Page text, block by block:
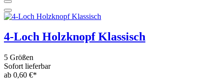
4-Loch Holzknopf Klassisch
5 Größen
Sofort lieferbar
ab 0,60 €*